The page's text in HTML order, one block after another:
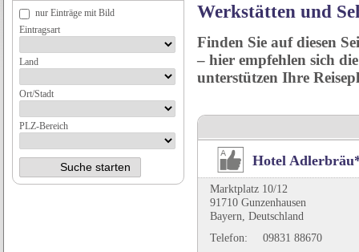
Werkstätten und
Finden Sie auf diesen
– hier empfehlen sich
unterstützen Ihre
Hotel
Marktplatz 10/12
91710 Gunzenhausen
Bayern, Deutschland
Telefon:
09831 88670
nur Einträge mit Bild
Eintragsart
Land
Ort/Stadt
PLZ-Bereich